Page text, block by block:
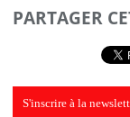
PARTAGER
S'inscrire à la